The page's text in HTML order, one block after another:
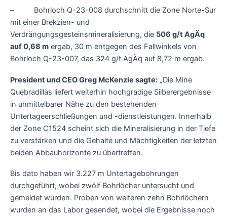
– Bohrloch Q-23-008 durchschnitt die Zone Norte-Sur
mit einer Brekzien- und
Verdrängungsgesteinsmineralisierung, die 506 g/t AgÄq
auf 0,68 m ergab, 30 m entgegen des Fallwinkels von
Bohrloch Q-23-007, das 324 g/t AgÄq auf 8,72 m ergab.
President und CEO Greg McKenzie sagte: „Die Mine
Quebradillas liefert weiterhin hochgradige Silberergebnisse
in unmittelbarer Nähe zu den bestehenden
Untertageerschließungen und -dienstleistungen. Innerhalb
der Zone C1524 scheint sich die Mineralisierung in der Tiefe
zu verstärken und die Gehalte und Mächtigkeiten der letzten
beiden Abbauhorizonte zu übertreffen.
Bis dato haben wir 3.227 m Untertagebohrungen
durchgeführt, wobei zwölf Bohrlöcher untersucht und
gemeldet wurden. Proben von weiteren zehn Bohrlöchern
wurden an das Labor gesendet, wobei die Ergebnisse noch